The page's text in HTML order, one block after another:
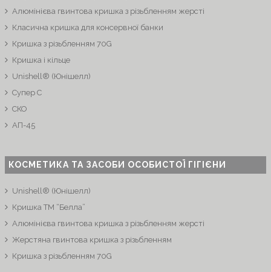
Алюмінієва гвинтова кришка з різьбленням жерсті
Класична кришка для консервної банки
Кришка з різьбленням 70G
Кришка і кільце
Unishell® (Юнішелл)
Супер C
СКО
АП-45
КОСМЕТИКА ТА ЗАСОБИ ОСОБИСТОЇ ГІГІЄНИ
Unishell® (Юнішелл)
Кришка ТМ “Белла”
Алюмінієва гвинтова кришка з різьбленням жерсті
Жерстяна гвинтова кришка з різьбленням
Кришка з різьбленням 70G